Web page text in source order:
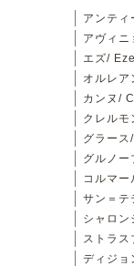
アンテ
アヴィ
エズ/ Eze
オルレ
カンヌ/
クレル
グラー
グルノ
コルマ
サン＝
シャロ
ストラ
ディジ